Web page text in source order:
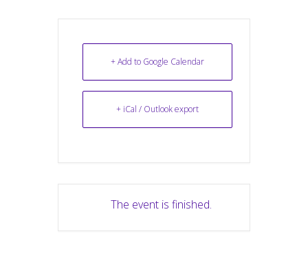
+ Add to Google Calendar
+ iCal / Outlook export
The event is finished.